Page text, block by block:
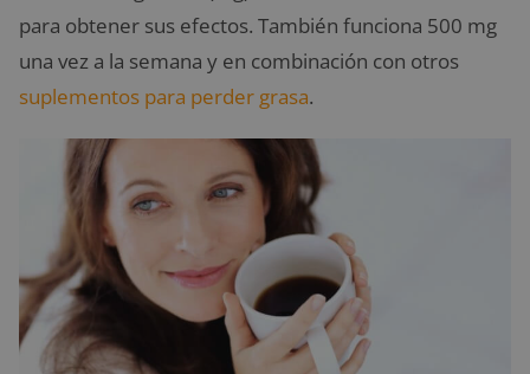
para obtener sus efectos. También funciona 500 mg
una vez a la semana y en combinación con otros
suplementos para perder grasa.